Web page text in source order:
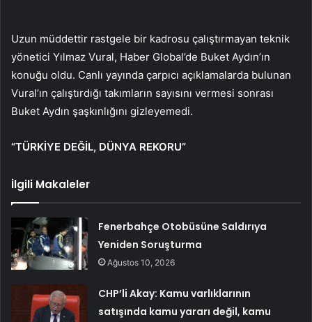
Uzun müddettir rastgele bir kadrosu çalıştırmayan teknik
yönetici Yılmaz Vural, Haber Global’de Buket Aydın’ın
konuğu oldu. Canlı yayında çarpıcı açıklamalarda bulunan
Vural’ın çalıştırdığı takımların sayısını vermesi sonrası
Buket Aydın şaşkınlığını gizleyemedi.
“TÜRKİYE DEĞİL, DÜNYA REKORU”
İlgili Makaleler
Fenerbahçe Otobüsüne Saldırıya
Yeniden Soruşturma
Ağustos 10, 2026
CHP’li Akay: Kamu varlıklarının
satışında kamu yararı değil, kamu